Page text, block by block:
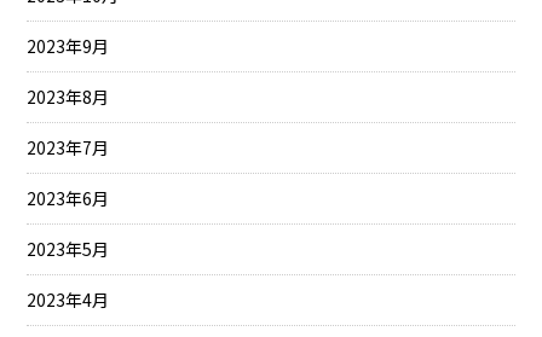
2023年9月
2023年8月
2023年7月
2023年6月
2023年5月
2023年4月